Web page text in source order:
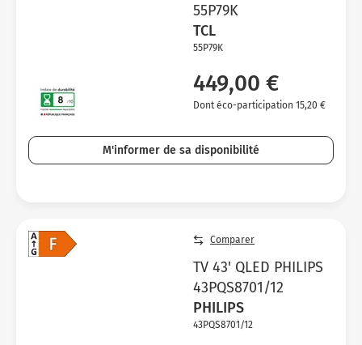
55P79K
TCL
55P79K
449,00 €
Dont éco-participation 15,20 €
M'informer de sa disponibilité
Comparer
TV 43' QLED PHILIPS
43PQS8701/12
PHILIPS
43PQS8701/12